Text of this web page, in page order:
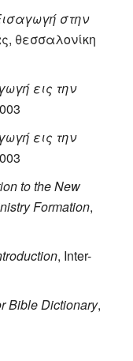
στην
θεσσαλονίκη
εις την
εις την
to the New
Formation,
, Inter-
Bible Dictionary,